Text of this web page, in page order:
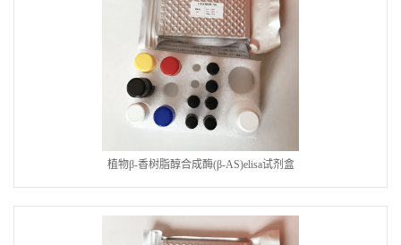
植物β-香树脂醇合成酶(β-AS)elisa试剂盒